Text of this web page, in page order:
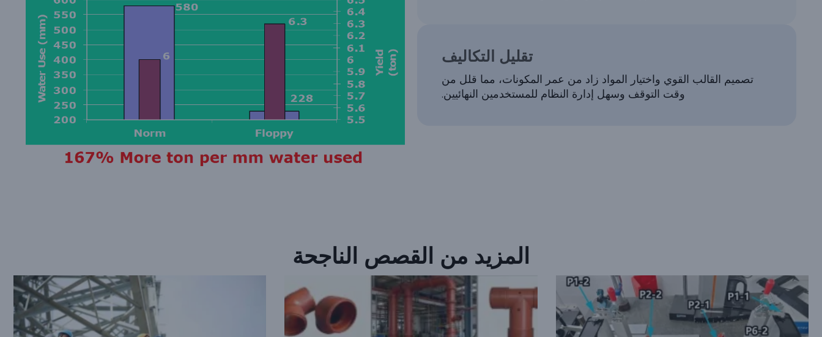
تقليل التكاليف
تصميم القالب القوي واختيار المواد زاد من عمر المكونات، مما قلل من
وقت التوقف وسهل إدارة النظام للمستخدمين النهائيين.
المزيد من القصص الناجحة